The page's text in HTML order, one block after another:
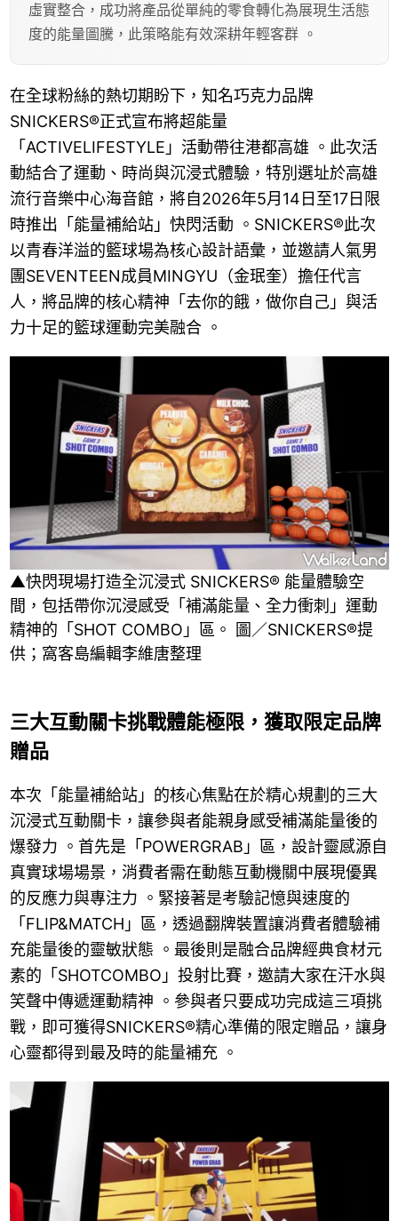
虛實整合，成功將產品從單純的零食轉化為展現生活態
度的能量圖騰，此策略能有效深耕年輕客群 。
在全球粉絲的熱切期盼下，知名巧克力品牌
SNICKERS®正式宣布將超能量
「ACTIVELIFESTYLE」活動帶往港都高雄 。此次活
動結合了運動、時尚與沉浸式體驗，特別選址於高雄
流行音樂中心海音館，將自2026年5月14日至17日限
時推出「能量補給站」快閃活動 。SNICKERS®此次
以青春洋溢的籃球場為核心設計語彙，並邀請人氣男
團SEVENTEEN成員MINGYU（金珉奎）擔任代言
人，將品牌的核心精神「去你的餓，做你自己」與活
力十足的籃球運動完美融合 。
▲快閃現場打造全沉浸式 SNICKERS® 能量體驗空
間，包括帶你沉浸感受「補滿能量、全力衝刺」運動
精神的「SHOT COMBO」區。 圖／SNICKERS®提
供；窩客島編輯李維唐整理
三大互動關卡挑戰體能極限，獲取限定品牌
贈品
本次「能量補給站」的核心焦點在於精心規劃的三大
沉浸式互動關卡，讓參與者能親身感受補滿能量後的
爆發力 。首先是「POWERGRAB」區，設計靈感源自
真實球場場景，消費者需在動態互動機關中展現優異
的反應力與專注力 。緊接著是考驗記憶與速度的
「FLIP&MATCH」區，透過翻牌裝置讓消費者體驗補
充能量後的靈敏狀態 。最後則是融合品牌經典食材元
素的「SHOTCOMBO」投射比賽，邀請大家在汗水與
笑聲中傳遞運動精神 。參與者只要成功完成這三項挑
戰，即可獲得SNICKERS®精心準備的限定贈品，讓身
心靈都得到最及時的能量補充 。